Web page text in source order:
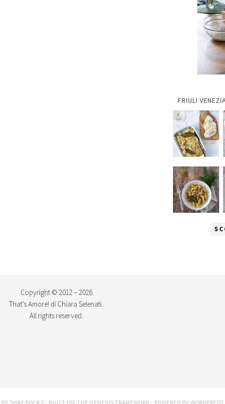
FRIULI
Copyright © 2012 – 2026
That’s Amore! di Chiara Selenati.
All rights reserved.
BY SHAY BOCKS · BUILT ON THE GENESIS FRAMEWORK · POWERED BY WORDPRESS